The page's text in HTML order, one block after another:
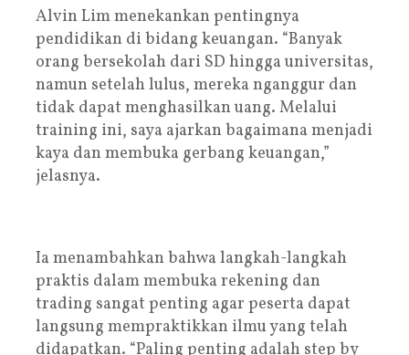
Alvin Lim menekankan pentingnya
pendidikan di bidang keuangan. “Banyak
orang bersekolah dari SD hingga universitas,
namun setelah lulus, mereka nganggur dan
tidak dapat menghasilkan uang. Melalui
training ini, saya ajarkan bagaimana menjadi
kaya dan membuka gerbang keuangan,”
jelasnya.
Ia menambahkan bahwa langkah-langkah
praktis dalam membuka rekening dan
trading sangat penting agar peserta dapat
langsung mempraktikkan ilmu yang telah
didapatkan. “Paling penting adalah step by